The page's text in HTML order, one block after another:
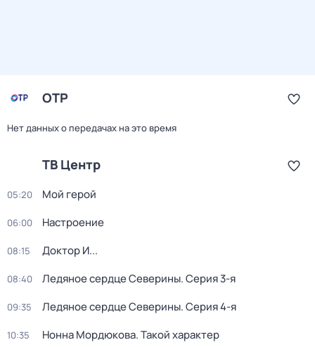
ОТР
Нет данных о передачах на это время
ТВ Центр
05:20 Мой герой
06:00 Настроение
08:15 Доктор И...
08:40 Ледяное сердце Северины. Серия 3-я
09:35 Ледяное сердце Северины. Серия 4-я
10:35 Нонна Мордюкова. Такой характер